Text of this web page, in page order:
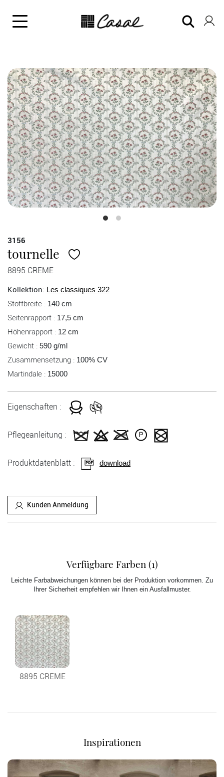
3156
tournelle
8895 CREME
Kollektion: Les classiques 322
Stoffbreite : 140 cm
Seitenrapport : 17,5 cm
Höhenrapport : 12 cm
Gewicht : 590 g/ml
Zusammensetzung : 100% CV
Martindale : 15000
Eigenschaften :
Pflegeanleitung :
Produktdatenblatt : download
Kunden Anmeldung
Verfügbare Farben (1)
Leichte Farbabweichungen können bei der Produktion vorkommen. Zu
Ihrer Sicherheit empfehlen wir Ihnen ein Ausfallmuster.
8895 CREME
Inspirationen